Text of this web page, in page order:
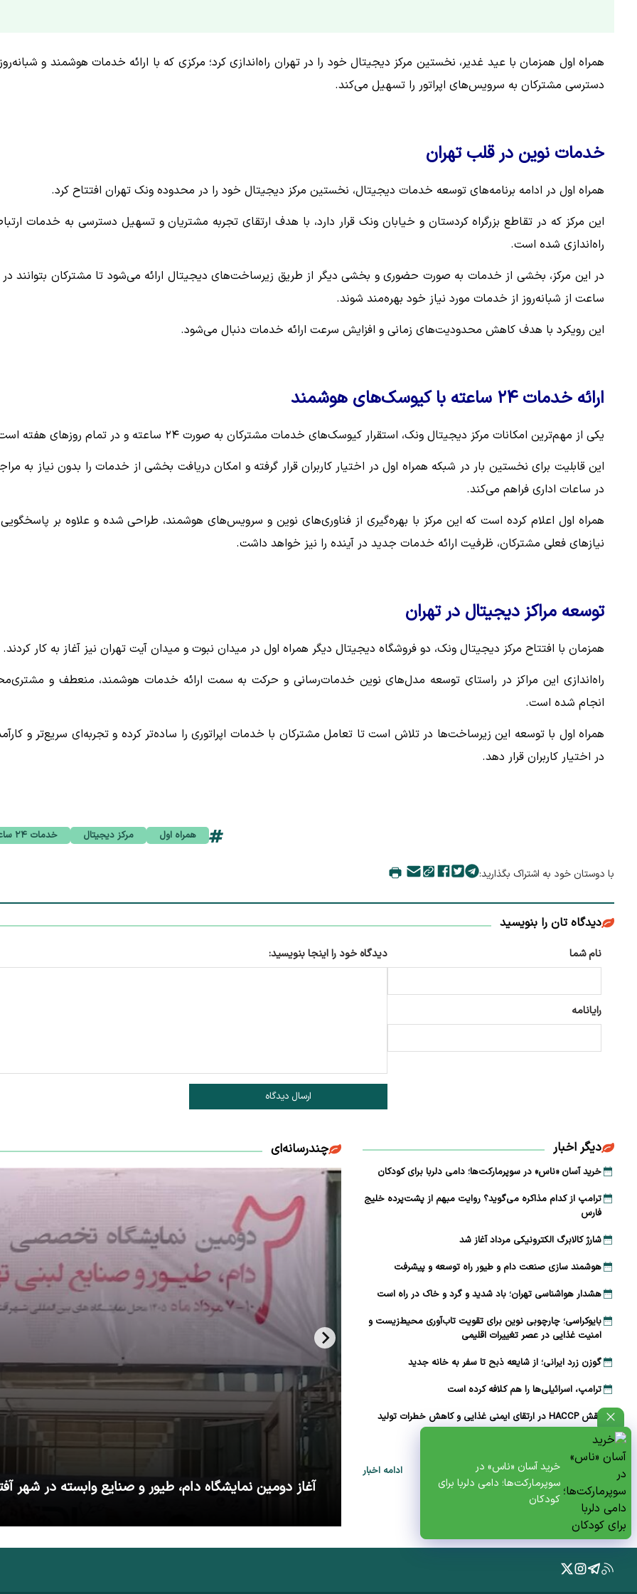
خرید آسان «ناس» در
سوپرمارکت‌ها؛ دامی دلربا برای
کودکان
همراه اول همزمان با عید غدیر، نخستین مرکز دیجیتال خود را در تهران راه‌اندازی کرد؛ مرکزی که با ارائه خدمات هوشمند و
دسترسی مشترکان به سرویس‌های اپراتور را تسهیل می‌کند.
خدمات نوین در قلب تهران
همراه اول در ادامه برنامه‌های توسعه خدمات دیجیتال، نخستین مرکز دیجیتال خود را در محدوده ونک تهران افتتاح کرد.
این مرکز که در تقاطع بزرگراه کردستان و خیابان ونک قرار دارد، با هدف ارتقای تجربه مشتریان و تسهیل دسترسی به خدمات
راه‌اندازی شده است.
در این مرکز، بخشی از خدمات به صورت حضوری و بخشی دیگر از طریق زیرساخت‌های دیجیتال ارائه می‌شود تا مشترکان بتوانند
ساعت از شبانه‌روز از خدمات مورد نیاز خود بهره‌مند شوند.
این رویکرد با هدف کاهش محدودیت‌های زمانی و افزایش سرعت ارائه خدمات دنبال می‌شود.
ارائه خدمات ۲۴ ساعته با کیوسک‌های هوشمند
یکی از مهم‌ترین امکانات مرکز دیجیتال ونک، استقرار کیوسک‌های خدمات مشترکان به صورت ۲۴ ساعته و در تمام روزهای هفته است.
این قابلیت برای نخستین بار در شبکه همراه اول در اختیار کاربران قرار گرفته و امکان دریافت بخشی از خدمات را بدون نیاز به
در ساعات اداری فراهم می‌کند.
همراه اول اعلام کرده است که این مرکز با بهره‌گیری از فناوری‌های نوین و سرویس‌های هوشمند، طراحی شده و علاوه بر
نیازهای فعلی مشترکان، ظرفیت ارائه خدمات جدید در آینده را نیز خواهد داشت.
توسعه مراکز دیجیتال در تهران
همزمان با افتتاح مرکز دیجیتال ونک، دو فروشگاه دیجیتال دیگر همراه اول در میدان نبوت و میدان آیت تهران نیز آغاز به کار کردند.
راه‌اندازی این مراکز در راستای توسعه مدل‌های نوین خدمات‌رسانی و حرکت به سمت ارائه خدمات هوشمند، منعطف و
انجام شده است.
همراه اول با توسعه این زیرساخت‌ها در تلاش است تا تعامل مشترکان با خدمات اپراتوری را ساده‌تر کرده و تجربه‌ای سریع‌تر و
در اختیار کاربران قرار دهد.
همراه اول مرکز دیجیتال خدمات ۲۴ ساعته
با دوستان خود به اشتراک بگذارید:
دیدگاه تان را بنویسید
نام شما
رایانامه
دیدگاه خود را اینجا بنویسید:
ارسال دیدگاه
دیگر اخبار
خرید آسان «ناس» در سوپرمارکت‌ها؛ دامی دلربا برای کودکان
ترامپ از کدام مذاکره می‌گوید؟ روایت مبهم از پشت‌پرده خلیج
فارس
شارژ کالابرگ الکترونیکی مرداد آغاز شد
هوشمند سازی صنعت دام و طیور راه توسعه و پیشرفت
هشدار هواشناسی تهران؛ باد شدید و گرد و خاک در راه است
بایوکراسی؛ چارچوبی نوین برای تقویت تاب‌آوری محیط‌زیست و
امنیت غذایی در عصر تغییرات اقلیمی
گوزن زرد ایرانی؛ از شایعه ذبح تا سفر به خانه جدید
ترامپ، اسرائیلی‌ها را هم کلافه کرده است
نقش HACCP در ارتقای ایمنی غذایی و کاهش خطرات تولید
تقویم نوغانداری در ایران چگونه تعیین می‌شود؟
ادامه اخبار
چندرسانه‌ای
آغاز دومین نمایشگاه دام، طیور و صنایع وابسته در شهر